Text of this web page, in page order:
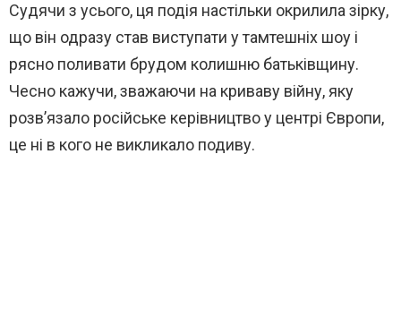
Судячи з усього, ця подія настільки окрилила зірку,
що він одразу став виступати у тамтешніх шоу і
рясно поливати брудом колишню батьківщину.
Чесно кажучи, зважаючи на криваву війну, яку
розв’язало російське керівництво у центрі Європи,
це ні в кого не викликало подиву.